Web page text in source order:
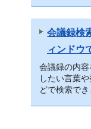
会議録検
ィンドウ
会議録の内
したい言葉
どで検索でき